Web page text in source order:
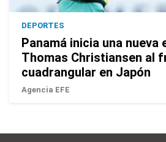
DEPORTES
Panamá inicia una nueva
Thomas Christiansen al
cuadrangular en Japón
Agencia EFE